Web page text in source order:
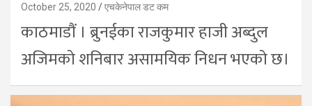
October 25, 2020 एचकेनेपाल डट कम
काठमाडौं । ब्रुनईका राजकुमार हाजी अब्दुल
अजिमको शनिबार असामयिक निधन भएको छ।